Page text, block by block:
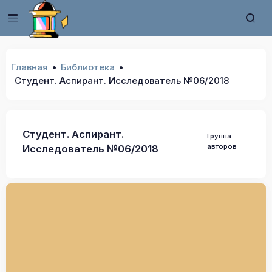
Главная
Библиотека
Студент. Аспирант. Исследователь №06/2018
Студент. Аспирант.
Исследователь №06/2018
Группа
авторов